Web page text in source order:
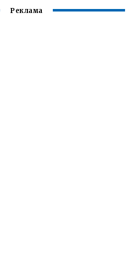
Реклама